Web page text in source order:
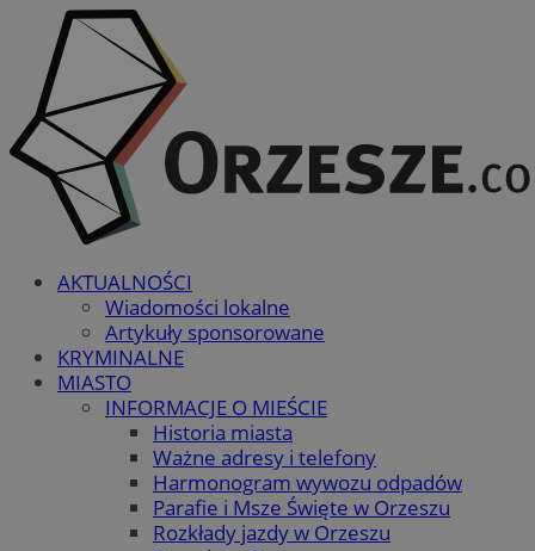
AKTUALNOŚCI
Wiadomości lokalne
Artykuły sponsorowane
KRYMINALNE
MIASTO
INFORMACJE O MIEŚCIE
Historia miasta
Ważne adresy i telefony
Harmonogram wywozu odpadów
Parafie i Msze Święte w Orzeszu
Rozkłady jazdy w Orzeszu